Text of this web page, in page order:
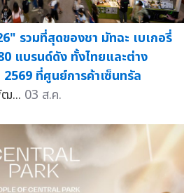
รวมที่สุดของชา มัทฉะ เบเกอรี่
แบรนด์ดัง ทั้งไทยและต่าง
ที่ศูนย์การค้าเซ็นทรัล
... 03 ส.ค.